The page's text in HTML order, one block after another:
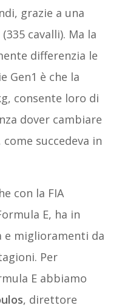
grazie a una
cavalli). Ma la
differenzia le
Gen1 è che la
consente loro di
dover cambiare
succedeva in
con la FIA
E, ha in
e miglioramenti da
Per
E abbiamo
, direttore